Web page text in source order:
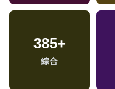
385+
綜合
37+
影視